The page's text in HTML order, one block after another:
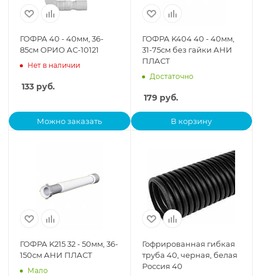
ГОФРА 40 - 40мм, 36-
85см ОРИО АС-10121
Нет в наличии
133 руб.
Можно заказать
ГОФРА K404 40 - 40мм,
31-75см без гайки АНИ
ПЛАСТ
Достаточно
179руб.
В корзину
ГОФРА K215 32 - 50мм, 36-
150см АНИ ПЛАСТ
Мало
Гофрированная гибкая
труба 40, черная, белая
Россия 40